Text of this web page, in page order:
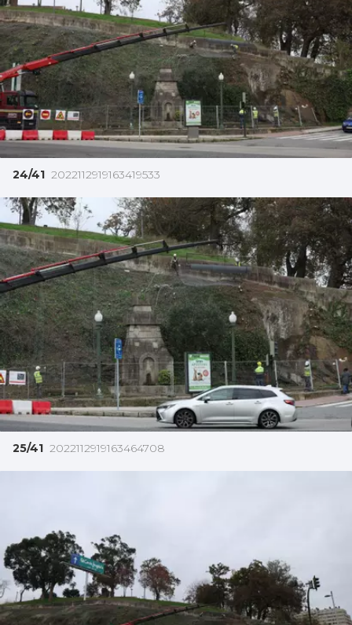
24/41 2022112919163419533
25/41 2022112919163464708